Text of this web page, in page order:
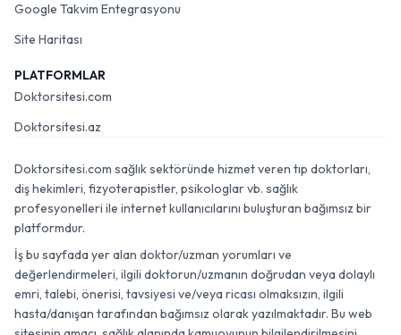
Google Takvim Entegrasyonu
Site Haritası
PLATFORMLAR
Doktorsitesi.com
Doktorsitesi.az
Doktorsitesi.com sağlık sektöründe hizmet veren tıp doktorları,
diş hekimleri, fizyoterapistler, psikologlar vb. sağlık
profesyonelleri ile internet kullanıcılarını buluşturan bağımsız bir
platformdur.
İş bu sayfada yer alan doktor/uzman yorumları ve
değerlendirmeleri, ilgili doktorun/uzmanın doğrudan veya dolaylı
emri, talebi, önerisi, tavsiyesi ve/veya ricası olmaksızın, ilgili
hasta/danışan tarafından bağımsız olarak yazılmaktadır. Bu web